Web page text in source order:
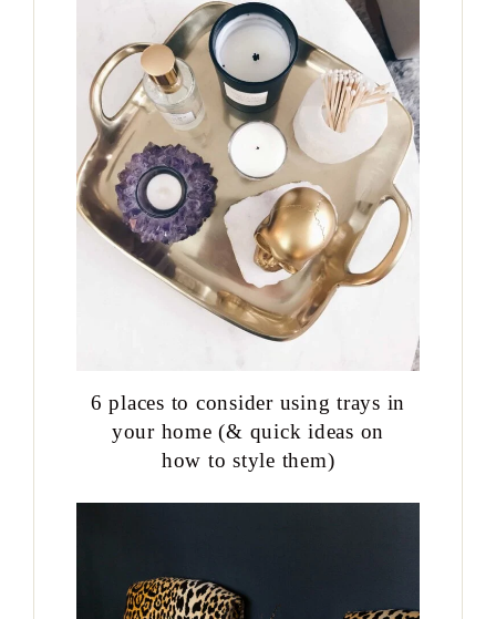
6 places to consider using trays in
your home (& quick ideas on
how to style them)